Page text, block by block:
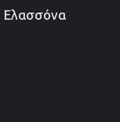
Ελασσόνα